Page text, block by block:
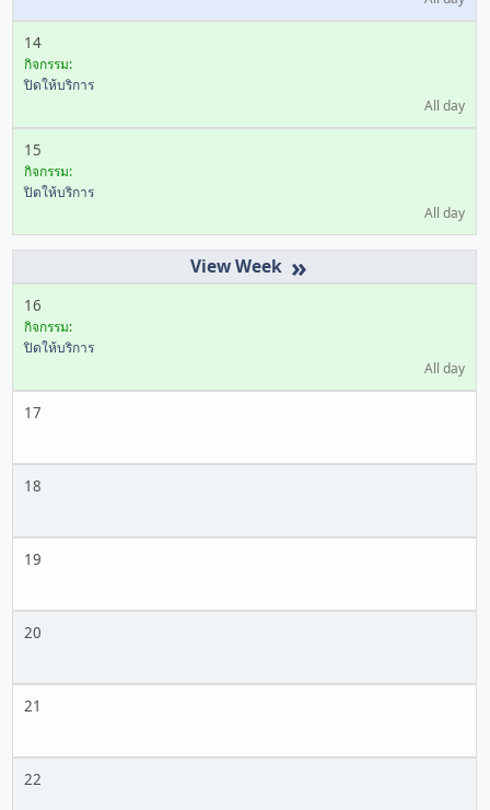
14
กิจกรรม:
ปิดให้บริการ
All day
15
กิจกรรม:
ปิดให้บริการ
All day
»
16
กิจกรรม:
ปิดให้บริการ
All day
17
18
19
20
21
22